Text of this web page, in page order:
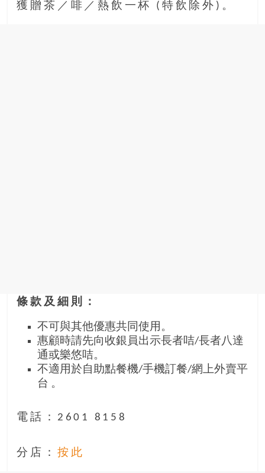
獲贈茶／啡／熱飲一杯 (特飲除外)。
條款及細則：
不可與其他優惠共同使用。
惠顧時請先向收銀員出示長者咭/長者八達
通或樂悠咭。
不適用於自助點餐機/手機訂餐/網上外賣平
台 。
電話：2601 8158
分店： 按此